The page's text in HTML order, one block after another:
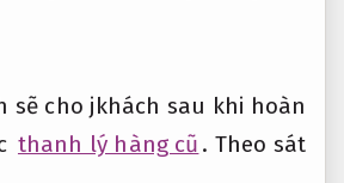
sẽ cho jkhách sau khi hoàn
thanh lý hàng cũ . Theo sát